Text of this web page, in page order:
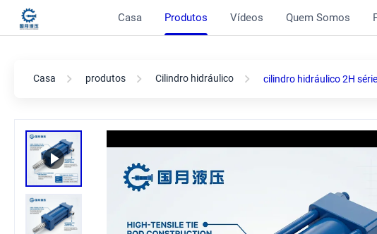
Casa Produtos Vídeos Quem Somos
Casa produtos Cilindro hidráulico cilindro hidráulico 2H